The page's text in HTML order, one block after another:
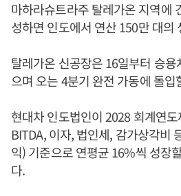
마하라슈트라주 탈레가온 지역에
성하면 인도에서 연산 150만 대의
탈레가온 신공장은 16일부터 승
으며 오는 4분기 완전 가동에 돌입
현대차 인도법인이 2028 회계연
BITDA, 이자, 법인세, 감가상각비
익) 기준으로 연평균 16%씩 성장
다.